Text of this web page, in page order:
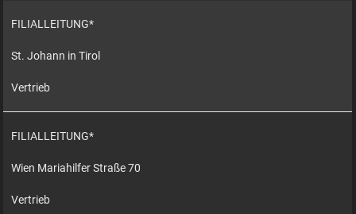
FILIALLEITUNG*
St. Johann in Tirol
Vertrieb
FILIALLEITUNG*
Wien Mariahilfer Straße 70
Vertrieb